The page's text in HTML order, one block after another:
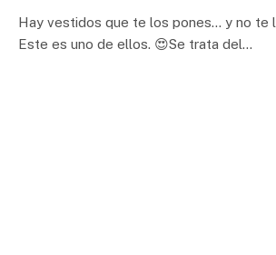
Hay vestidos que te los pones… y no te
Este es uno de ellos. 😍Se trata del…